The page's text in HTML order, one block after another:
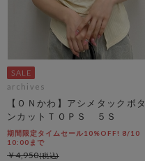
archives
【ＯＮかわ】アシメタックボタ
ンカットＴＯＰＳ ５Ｓ
期間限定タイムセール10%OFF! 8/10
10:00まで
￥4,950